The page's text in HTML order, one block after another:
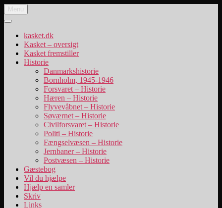
Videre
til
indhold
Danske uniformskasketter
uniformskasketter og lidt historie
Menu
kasket.dk
Kasket – oversigt
Kasket fremstiller
Historie
Danmarkshistorie
Bornholm, 1945-1946
Forsvaret – Historie
Hæren – Historie
Flyvevåbnet – Historie
Søværnet – Historie
Civilforsvaret – Historie
Politi – Historie
Fængselvæsen – Historie
Jernbaner – Historie
Postvæsen – Historie
Gæstebog
Vil du hjælpe
Hjælp en samler
Skriv
Links